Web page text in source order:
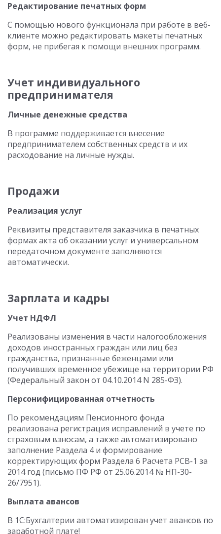
Редактирование печатных форм
С помощью нового функционала при работе в веб-
клиенте можно редактировать макеты печатных
форм, не прибегая к помощи внешних программ.
Учет индивидуального
предпринимателя
Личные денежные средства
В программе поддерживается внесение
предпринимателем собственных средств и их
расходование на личные нужды.
Продажи
Реализация услуг
Реквизиты представителя заказчика в печатных
формах акта об оказании услуг и универсальном
передаточном документе заполняются
автоматически.
Зарплата и кадры
Учет НДФЛ
Реализованы изменения в части налогообложения
доходов иностранных граждан или лиц без
гражданства, признанные беженцами или
получивших временное убежище на территории РФ
(Федеральный закон от 04.10.2014 N 285-ФЗ).
Персонифицированная отчетность
По рекомендациям Пенсионного фонда
реализована регистрация исправлений в учете по
страховым взносам, а также автоматизировано
заполнение Раздела 4 и формирование
корректирующих форм Раздела 6 Расчета РСВ-1 за
2014 год (письмо ПФ РФ от 25.06.2014 № НП-30-
26/7951).
Выплата авансов
В 1С:Бухгалтерии автоматизирован учет авансов по
заработной плате!